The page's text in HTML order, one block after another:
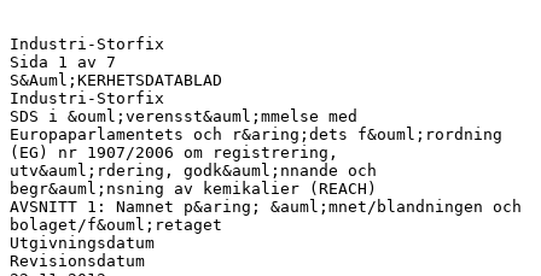
Industri-Storfix
Sida 1 av 7
S&Auml;KERHETSDATABLAD
Industri-Storfix
SDS i &ouml;verensst&auml;mmelse med
Europaparlamentets och r&aring;dets f&ouml;rordning
(EG) nr 1907/2006 om registrering,
utv&auml;rdering, godk&auml;nnande och
begr&auml;nsning av kemikalier (REACH)
AVSNITT 1: Namnet p&aring; &auml;mnet/blandningen och
bolaget/f&ouml;retaget
Utgivningsdatum
Revisionsdatum